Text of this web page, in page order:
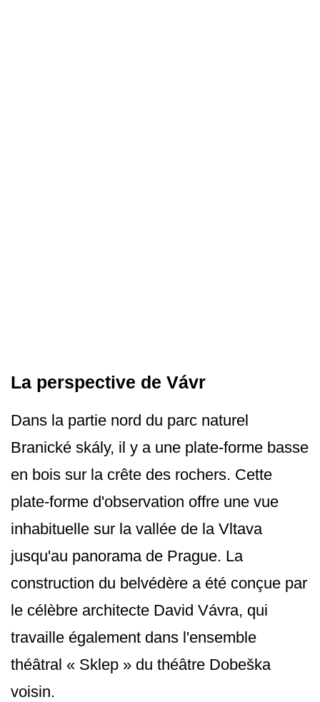
La perspective de Vávr
Dans la partie nord du parc naturel
Branické skály, il y a une plate-forme basse
en bois sur la crête des rochers. Cette
plate-forme d'observation offre une vue
inhabituelle sur la vallée de la Vltava
jusqu'au panorama de Prague. La
construction du belvédère a été conçue par
le célèbre architecte David Vávra, qui
travaille également dans l'ensemble
théâtral « Sklep » du théâtre Dobeška
voisin.